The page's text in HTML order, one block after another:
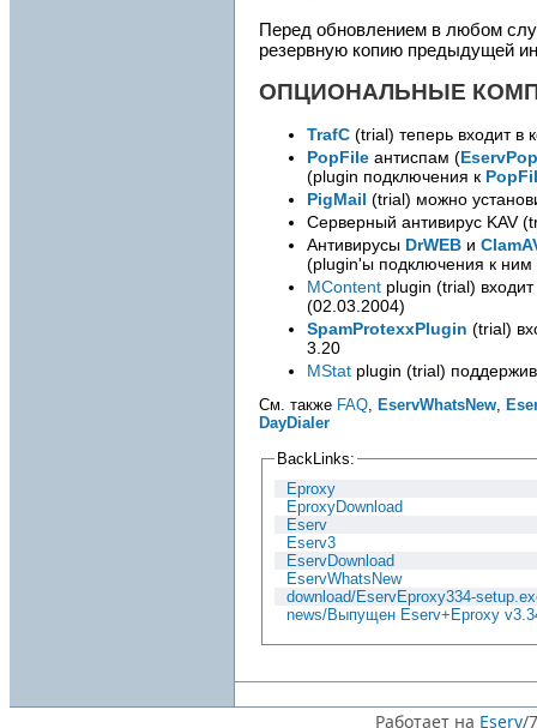
Перед обновлением в любом
резервную копию предыдущей
ОПЦИОНАЛЬНЫЕ
TrafC (trial) теперь входит в
PopFile антиспам (
(plugin подключения к
PigMail (trial) можно
Серверный антивирус KAV
Антивирусы DrWEB и
(plugin'ы подключения к ним
MContent plugin (trial)
(02.03.2004)
SpamProtexxPlugin (trial)
3.20
MStat plugin (trial)
См. также FAQ EservWhatsNew
DayDialer
BackLinks:
Eproxy
EproxyDownload
Eserv
Eserv3
EservDownload
EservWhatsNew
download/EservEproxy334-
news/Выпущен Eserv+Eproxy
Работает на Eserv/